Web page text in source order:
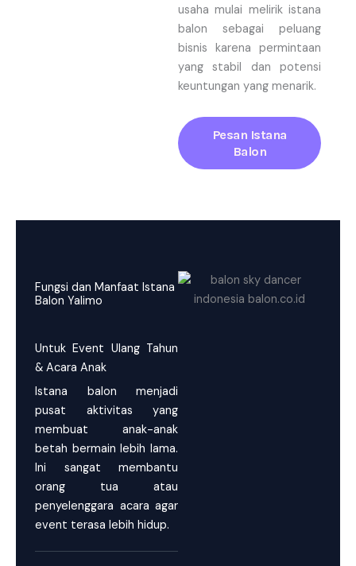
usaha mulai melirik istana
balon sebagai peluang
bisnis karena permintaan
yang stabil dan potensi
keuntungan yang menarik.
Pesan Istana
Balon
Fungsi dan Manfaat Istana
Balon Yalimo
Untuk Event Ulang Tahun
& Acara Anak
Istana balon menjadi
pusat aktivitas yang
membuat anak-anak
betah bermain lebih lama.
Ini sangat membantu
orang tua atau
penyelenggara acara agar
event terasa lebih hidup.